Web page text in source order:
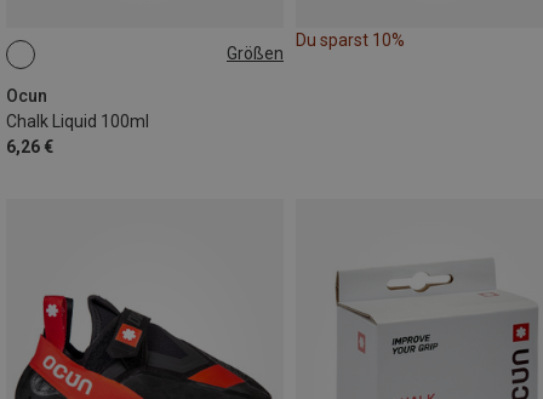
Größen
Ocun
Chalk Liquid 100ml
6,26 €
100ML
Du sparst 10%